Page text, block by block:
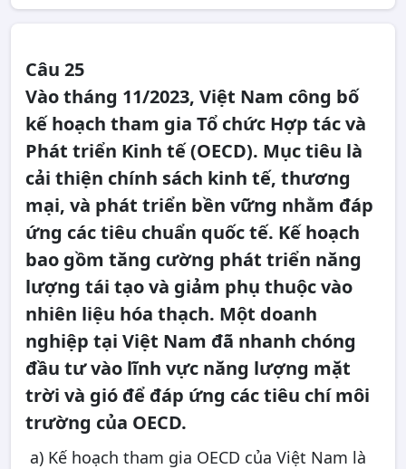
Câu 25
Vào tháng 11/2023, Việt Nam công bố
kế hoạch tham gia Tổ chức Hợp tác và
Phát triển Kinh tế (OECD). Mục tiêu là
cải thiện chính sách kinh tế, thương
mại, và phát triển bền vững nhằm đáp
ứng các tiêu chuẩn quốc tế. Kế hoạch
bao gồm tăng cường phát triển năng
lượng tái tạo và giảm phụ thuộc vào
nhiên liệu hóa thạch. Một doanh
nghiệp tại Việt Nam đã nhanh chóng
đầu tư vào lĩnh vực năng lượng mặt
trời và gió để đáp ứng các tiêu chí môi
trường của OECD.
a) Kế hoạch tham gia OECD của Việt Nam là